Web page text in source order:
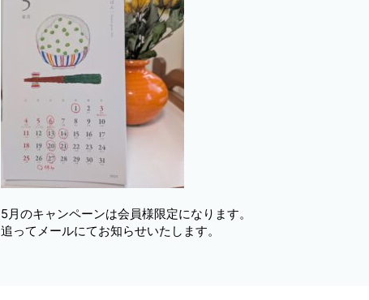
5月のキャンペーンは会員様限定になります。
追ってメールにてお知らせいたします。